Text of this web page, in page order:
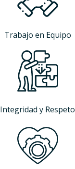
Trabajo en Equipo
Integridad y Respeto